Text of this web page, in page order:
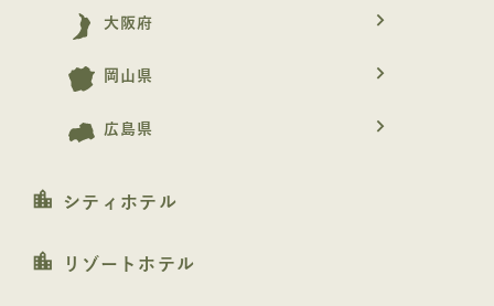
大阪府 navigate_next
岡山県 navigate_next
広島県 navigate_next
location_city シティホテル
location_city リゾートホテル